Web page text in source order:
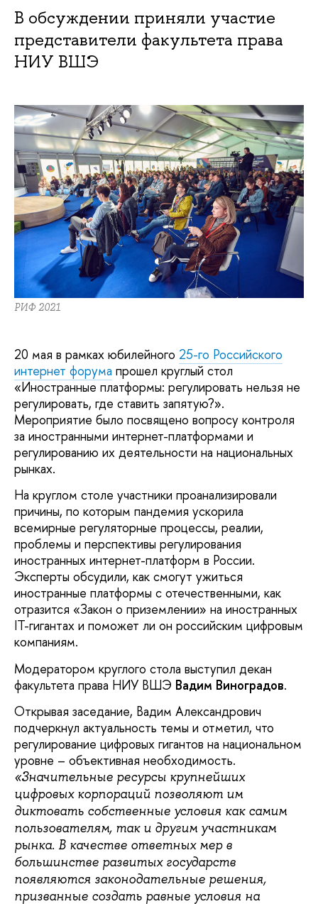
В обсуждении приняли участие
представители факультета права
НИУ ВШЭ
РИФ 2021
20 мая в рамках юбилейного 25-го Российского
интернет форума прошел круглый стол
«Иностранные платформы: регулировать нельзя не
регулировать, где ставить запятую?».
Мероприятие было посвящено вопросу контроля
за иностранными интернет-платформами и
регулированию их деятельности на национальных
рынках.
На круглом столе участники проанализировали
причины, по которым пандемия ускорила
всемирные регуляторные процессы, реалии,
проблемы и перспективы регулирования
иностранных интернет-платформ в России.
Эксперты обсудили, как смогут ужиться
иностранные платформы с отечественными, как
отразится «Закон о приземлении» на иностранных
IT-гигантах и поможет ли он российским цифровым
компаниям.
Модератором круглого стола выступил декан
факультета права НИУ ВШЭ Вадим Виноградов.
Открывая заседание, Вадим Александрович
подчеркнул актуальность темы и отметил, что
регулирование цифровых гигантов на национальном
уровне – объективная необходимость.
«Значительные ресурсы крупнейших
цифровых корпораций позволяют им
диктовать собственные условия как самим
пользователям, так и другим участникам
рынка. В качестве ответных мер в
большинстве развитых государств
появляются законодательные решения,
призванные создать равные условия на